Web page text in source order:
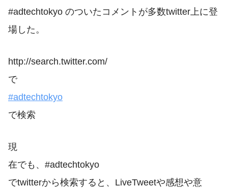
#adtechtokyo のついたコメントが多数twitter上に登
場した。
http://search.twitter.com/
で
#adtechtokyo
で検索
現
在でも、#adtechtokyo
でtwitterから検索すると、LiveTweetや感想や意